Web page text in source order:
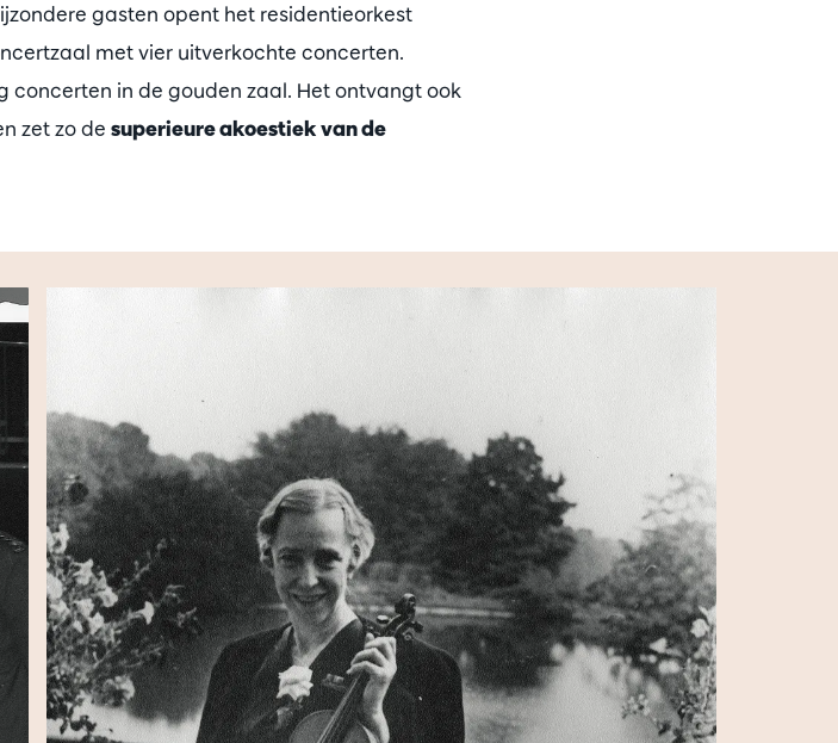
gasten opent het residentieorkest
met vier uitverkochte concerten.
concerten in de gouden zaal. Het ontvangt ook
zet zo de superieure akoestiek van de